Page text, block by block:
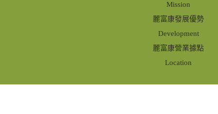
Mission
麗富康發展優勢
Development
麗富康營業據點
Location